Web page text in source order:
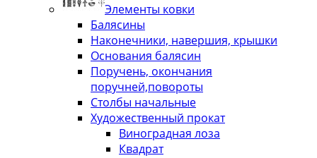
Элементы ковки
Балясины
Наконечники, навершия, крышки
Основания балясин
Поручень, окончания
поручней,повороты
Столбы начальные
Художественный прокат
Виноградная лоза
Квадрат